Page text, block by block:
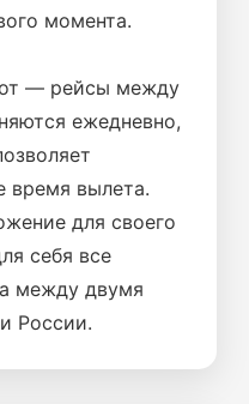
момента.
— рейсы между
ежедневно,
время вылета.
для своего
себя все
между двумя
России.